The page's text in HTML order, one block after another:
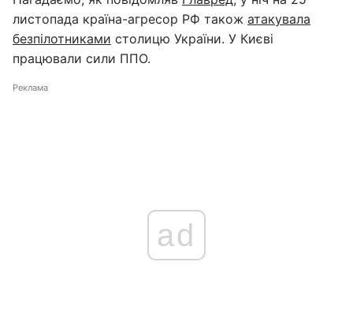
листопада країна-агресор РФ також атакувала
безпілотниками столицю України. У Києві
працювали сили ППО.
Реклама
ad